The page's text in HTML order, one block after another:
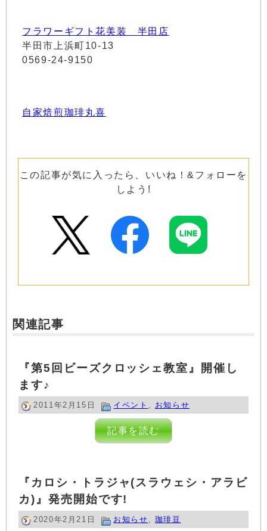
フラワーギフト花美装 半田店
半田市上浜町10-13
0569-24-9150
自家焙煎珈琲丸喜
この記事が気に入ったら、いいね！&フォローを
しよう!
関連記事
『第5回ビーズクロッシェ教室』開催し
ます♪
2011年2月15日 イベント お知らせ
記事を読む
『カロシ・トラジャ(スラウェシ・アラビ
カ)』発売開始です!
2020年2月21日 お知らせ 珈琲豆